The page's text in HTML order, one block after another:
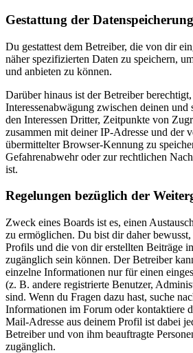
Gestattung der Datenspeicherung
Du gestattest dem Betreiber, die von dir
näher spezifizierten Daten zu speichern,
und anbieten zu können.
Darüber hinaus ist der Betreiber
Interessenabwägung zwischen deinen und
den Interessen Dritter, Zeitpunkte von
zusammen mit deiner IP-Adresse und der
übermittelter Browser-Kennung zu
Gefahrenabwehr oder zur rechtlichen
ist.
Regelungen bezüglich der
Zweck eines Boards ist es, einen
zu ermöglichen. Du bist dir daher bewusst,
Profils und die von dir erstellten Beiträge
zugänglich sein können. Der Betreiber
einzelne Informationen nur für einen
(z. B. andere registrierte Benutzer,
sind. Wenn du Fragen dazu hast, suche
Informationen im Forum oder kontaktiere
Mail-Adresse aus deinem Profil ist dabei
Betreiber und von ihm beauftragte
zugänglich.